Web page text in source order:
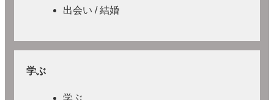
出会い / 結婚
学ぶ
学ぶ